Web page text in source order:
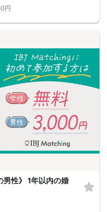
円
男性》 1年以内の婚